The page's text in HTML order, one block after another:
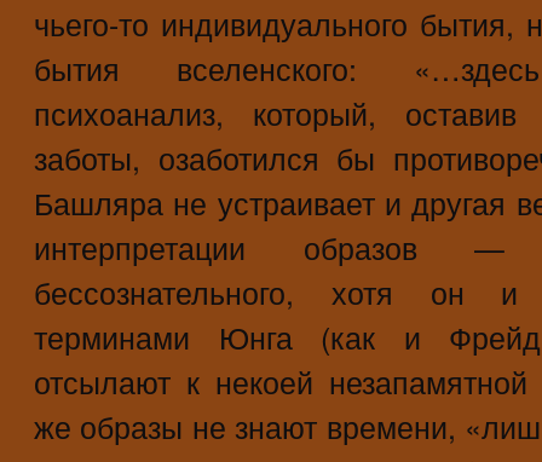
чьего-то индивидуального бытия,
бытия вселенского:
психоанализ, который,
заботы, озаботился бы
Башляра не устраивает и другая
интерпретации образов —
бессознательного, хотя он и
терминами Юнга (как и
отсылают к некоей
же образы не знают времени,